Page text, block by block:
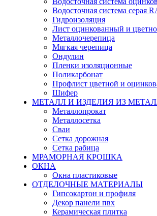
Водосточная система серая
Гидроизоляция
Лист оцинкованный и
Металлочерепица
Мягкая черепица
Ондулин
Пленки изоляционные
Поликарбонат
Профлист цветной и
Шифер
МЕТАЛЛ И ИЗДЕЛИЯ ИЗ
Металлопрокат
Металлосетка
Сваи
Сетка дорожная
Сетка рабица
МРАМОРНАЯ КРОШКА
ОКНА
Окна пластиковые
ОТДЕЛОЧНЫЕ МАТЕРИАЛЫ
Гипсокартон и профиля
Декор панели пвх
Керамическая плитка